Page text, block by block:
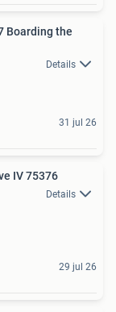
Boarding the
Details
31 jul 26
IV 75376
Details
29 jul 26